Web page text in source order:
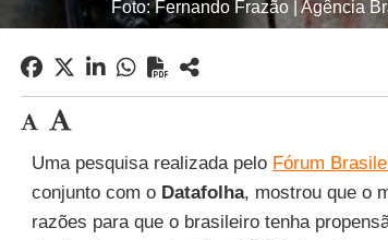
Foto: Fernando Frazão | Agência
Uma pesquisa realizada pelo Fórum
conjunto com o Datafolha, mostrou que o
razões para que o brasileiro tenha